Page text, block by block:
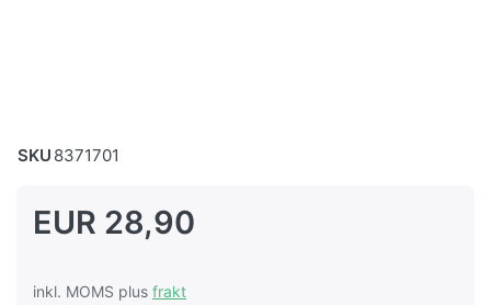
SKU 8371701
EUR 28,90
inkl. MOMS plus frakt